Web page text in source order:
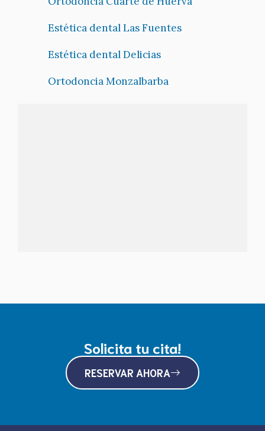
Estética dental Las Fuentes
Estética dental Delicias
Ortodoncia Monzalbarba
Solicita tu cita!
RESERVAR AHORA